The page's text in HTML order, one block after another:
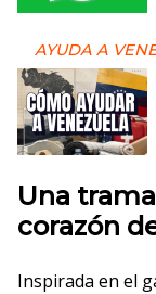
AYUDA A
Una
corazón
Inspirada en el